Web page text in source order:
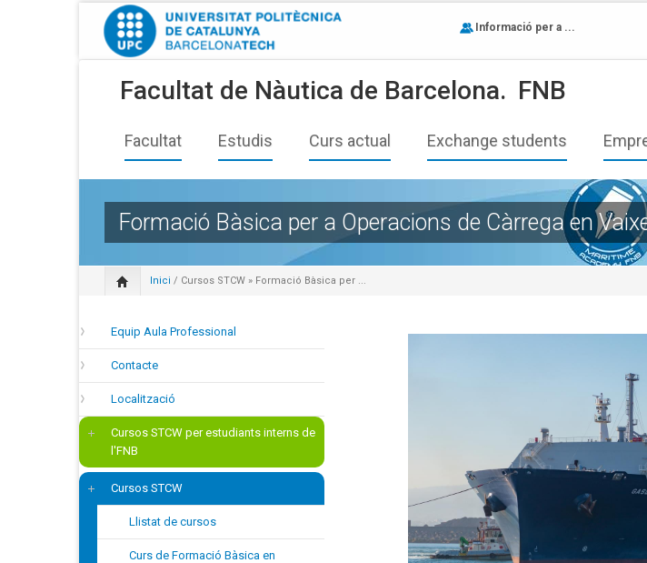
Informació per a ...
Facultat de Nàutica de Barcelona. FNB
Facultat Estudis Curs actual Exchange students
Formació Bàsica per a Operacions de Càrrega en
Inici / Cursos STCW » Formació Bàsica per ...
Equip Aula Professional
Contacte
Localització
Cursos STCW per estudiants interns de
l'FNB
Cursos STCW
Llistat de cursos
Curs de Formació Bàsica en